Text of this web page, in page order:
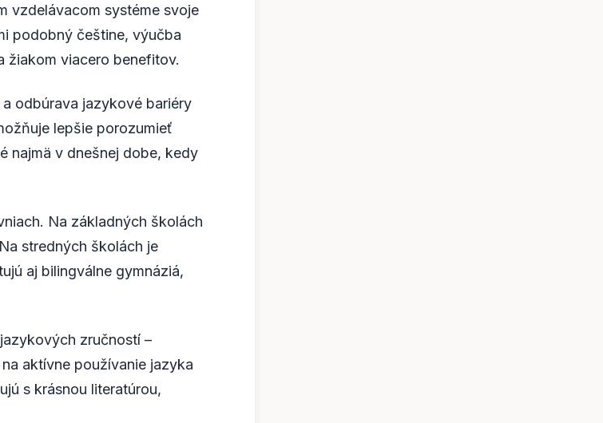
vzdelávacom systéme svoje
podobný češtine, výučba
žiakom viacero benefitov.
odbúrava jazykové bariéry
lepšie porozumieť
najmä v dnešnej dobe, kedy
Na základných školách
stredných školách je
aj bilingválne gymnáziá,
zručností –
aktívne používanie jazyka
s krásnou literatúrou,